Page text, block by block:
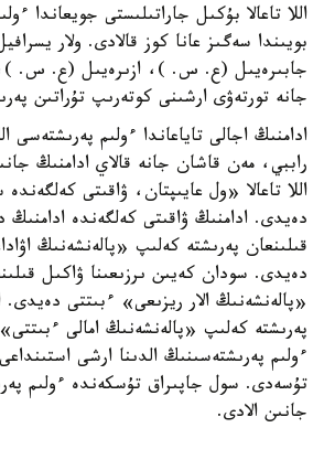
اللا تاعالا بۇكىل جاراتىلىستى جويعاندا
بويىندا سەگىز عانا كوز قالادى. ولار
جابىرەيىل (ع. س. )، ازىرەيىل (ع. س.
جانە تورتەۋى ارشىنى كوتەرىپ تۇراتىن
ادامنىڭ اجالى تاياعاندا ءولىم پەرىشتەسى
راببي، مەن قاشان جانە قالاي ادامنىڭ
اللا تاعالا «ول عايىپتان، ۋاقىتى
دەيدى. ادامنىڭ ۋاقىتى كەلگەندە ادامنىڭ
قىلىنعان پەرىشتە كەلىپ «پالەنشەنىڭ
دەيدى. سودان كەيىن ىرزىعىنا ۋاكىل
«پالەنشەنىڭ الار ريزىعى» ءبىتتى دەيدى.
پەرىشتە كەلىپ «پالەنشەنىڭ امالى
ءولىم پەرىشتەسىنىڭ الدىنا ارشى
تۇسەدى. سول جاپىراق تۇسكەندە ءولىم
جانىن الادى.